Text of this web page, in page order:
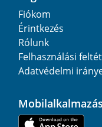
Fiókom
Érintkezés
Rólunk
Felhasználási
Adatvédelmi